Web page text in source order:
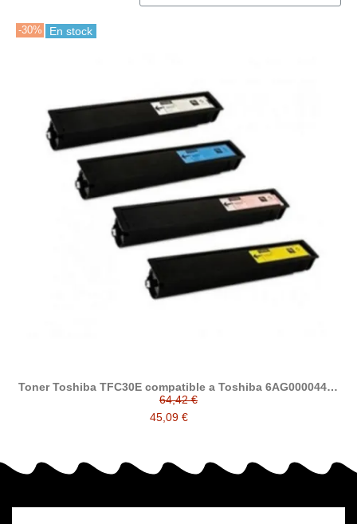
-30% En stock
Toner Toshiba TFC30E compatible a Toshiba 6AG00004450
/ 6AG00004447 / 6AG00004452 / 6AG00004454
64,42 €
45,09 €